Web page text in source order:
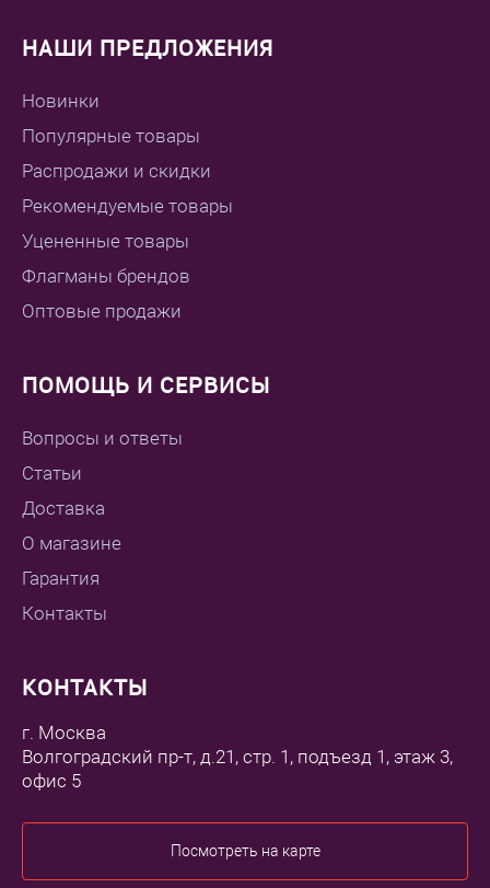
НАШИ ПРЕДЛОЖЕНИЯ
Новинки
Популярные товары
Распродажи и скидки
Рекомендуемые товары
Уцененные товары
Флагманы брендов
Оптовые продажи
ПОМОЩЬ И СЕРВИСЫ
Вопросы и ответы
Статьи
Доставка
О магазине
Гарантия
Контакты
КОНТАКТЫ
г. Москва
Волгоградский пр-т, д.21, стр. 1, подъезд 1, этаж 3,
офис 5
Посмотреть на карте